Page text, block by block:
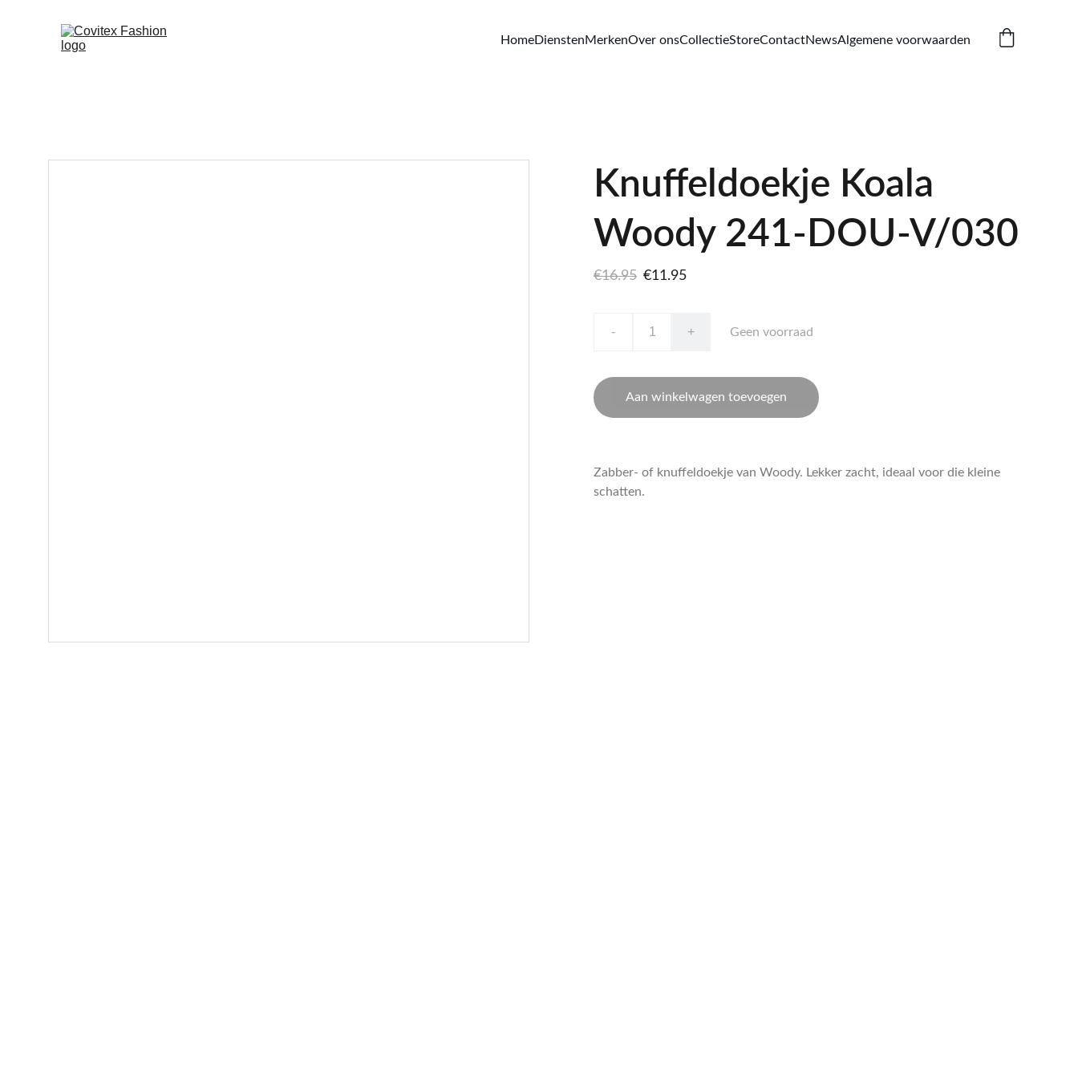
HomeDienstenMerkenOver onsCollectieStoreContactNewsAlgemene voorwaarden
Knuffeldoekje Koala
Woody 241-DOU-V/030
€16.95 €11.95
- + Geen voorraad
Aan winkelwagen toevoegen
Zabber- of knuffeldoekje van Woody. Lekker zacht, ideaal voor die kleine
schatten.